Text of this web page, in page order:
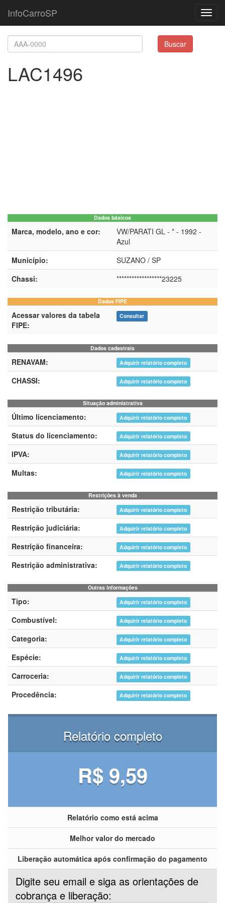
InfoCarroSP
Buscar
LAC1496
Dados básicos
Marca, modelo, ano e cor:
VW/PARATI GL - * - 1992 -
Azul
Município:
SUZANO / SP
Chassi:
******************23225
Dados FIPE
Acessar valores da tabela
FIPE:
Consultar
Dados cadastrais
RENAVAM: Adquirir relatório completo
CHASSI: Adquirir relatório completo
Situação administrativa
Último licenciamento: Adquirir relatório completo
Status do licenciamento: Adquirir relatório completo
IPVA: Adquirir relatório completo
Multas: Adquirir relatório completo
Restrições à venda
Restrição tributária: Adquirir relatório completo
Restrição judiciária: Adquirir relatório completo
Restrição financeira: Adquirir relatório completo
Restrição administrativa: Adquirir relatório completo
Outras informações
Tipo: Adquirir relatório completo
Combustível: Adquirir relatório completo
Categoria: Adquirir relatório completo
Espécie: Adquirir relatório completo
Carroceria: Adquirir relatório completo
Procedência: Adquirir relatório completo
Relatório completo
R$ 9,59
Relatório como está acima
Melhor valor do mercado
Liberação automática após confirmação do pagamento
Digite seu email e siga as orientações de
cobrança e liberação: